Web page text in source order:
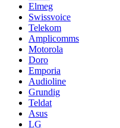
Elmeg
Swissvoice
Telekom
Amplicomms
Motorola
Doro
Emporia
Audioline
Grundig
Teldat
Asus
LG